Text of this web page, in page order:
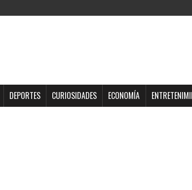
DEPORTES CURIOSIDADES ECONOMÍA